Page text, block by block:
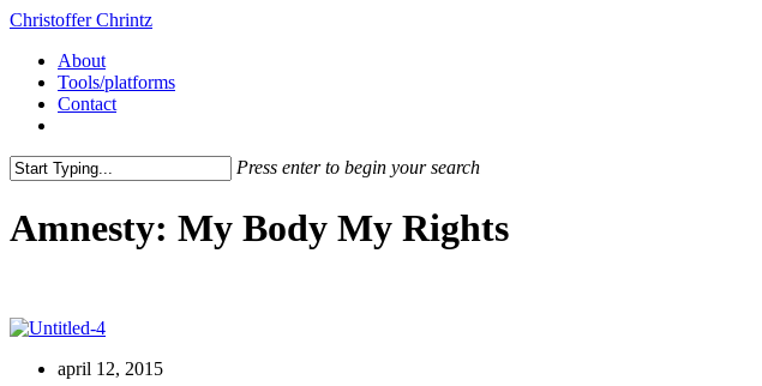
Christoffer Chrintz
About
Tools/platforms
Contact
Press enter to begin your search
Amnesty: My Body My Rights
april 12, 2015